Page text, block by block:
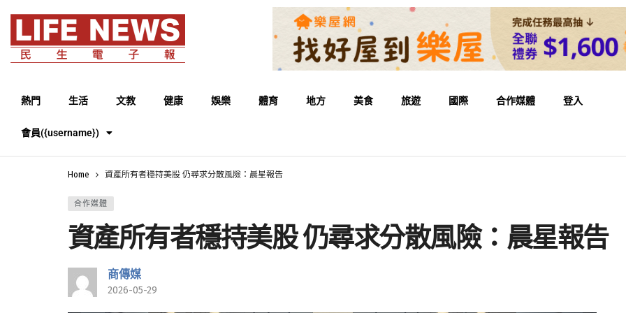
熱門 生活 文教 健康 娛樂 體育 地方 美食 旅遊 國際 合作媒體 登入
會員({username})
Home 資產所有者穩持美股 仍尋求分散風險：晨星報告
合作媒體
資產所有者穩持美股 仍尋求分散風險：晨星報告
商傳媒
2026-05-29